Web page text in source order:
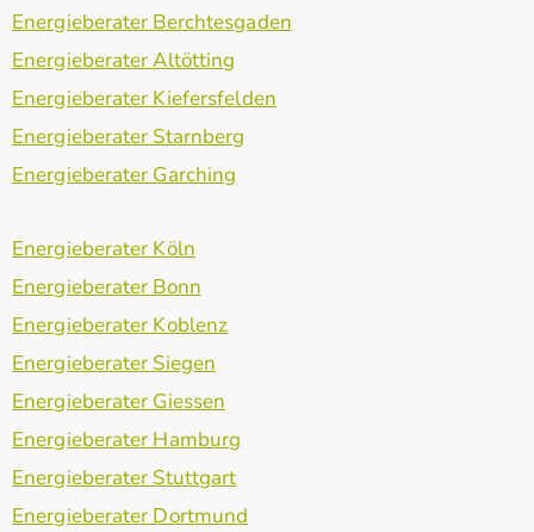
Energieberater Berchtesgaden
Energieberater Altötting
Energieberater Kiefersfelden
Energieberater Starnberg
Energieberater Garching
Energieberater Köln
Energieberater Bonn
Energieberater Koblenz
Energieberater Siegen
Energieberater Giessen
Energieberater Hamburg
Energieberater Stuttgart
Energieberater Dortmund